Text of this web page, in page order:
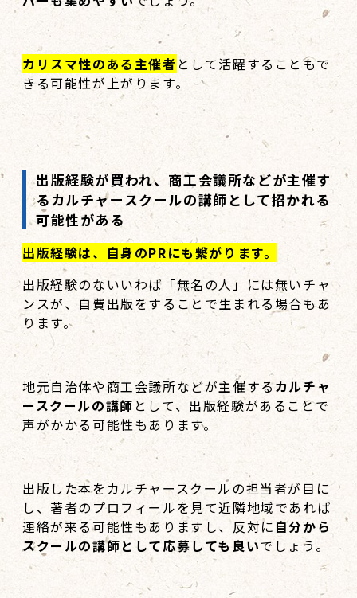
カリスマ性のある主催者 として活躍することもで
きる可能性が上がります。
出版経験が買われ、商工会議所などが主催す
るカルチャースクールの講師として招かれる
可能性がある
出版経験は、自身のPRにも繋がります。
出版経験のないいわば「無名の人」には無いチャ
ンスが、自費出版をすることで生まれる場合もあ
ります。
地元自治体や商工会議所などが主催するカルチャ
ースクールの講師 として、出版経験があることで
声がかかる可能性もあります。
出版した本をカルチャースクールの担当者が目に
し、著者のプロフィールを見て近隣地域であれば
連絡が来る可能性もありますし、反対に 自分から
スクールの講師として応募しても良いでしょう。